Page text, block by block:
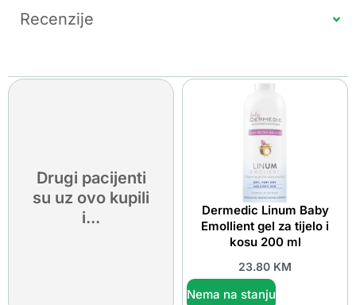
Recenzije
Drugi pacijenti
su uz ovo kupili
i...
Dermedic Linum Baby
Emollient gel za tijelo i
kosu 200 ml
23.80 KM
Nema na stanju